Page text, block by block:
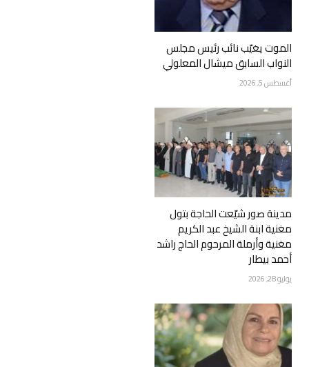
الموت يغيّب نائب رئيس مجلس
النواب السابق ميشال المعلولي
أغسطس 5, 2026
مدينة صور شيّعت الحاجة بتول
مغنية ابنة الشيخ عبد الكريم
مغنية وأرملة المرحوم الحاج راشد
أحمد بيطار
يوليو 28, 2026